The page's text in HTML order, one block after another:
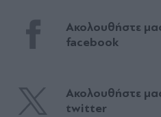
Ακολουθήστε
facebook
Ακολουθήστε
twitter